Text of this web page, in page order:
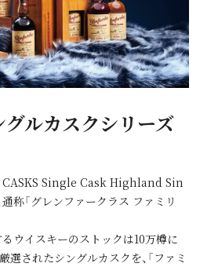
ルカスクシリーズ
CASKS Single Cask Highland Sin
「グレンファークラス ファミリ
ウイスキーのストックは10万樽に
選されたシングルカスクを、「ファミ